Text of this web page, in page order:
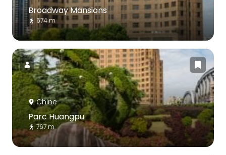
Broadway Mansions
674 m
Chine
Parc Huangpu
767 m